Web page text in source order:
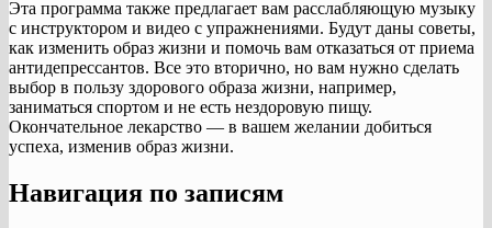
Эта программа также предлагает вам расслабляющую музыку
с инструктором и видео с упражнениями. Будут даны советы,
как изменить образ жизни и помочь вам отказаться от приема
антидепрессантов. Все это вторично, но вам нужно сделать
выбор в пользу здорового образа жизни, например,
заниматься спортом и не есть нездоровую пищу.
Окончательное лекарство — в вашем желании добиться
успеха, изменив образ жизни.
Навигация по записям